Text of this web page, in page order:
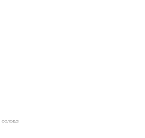
солода